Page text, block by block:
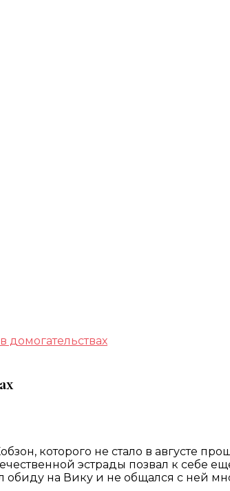
которого не стало в августе
эстрады позвал к себе
обиду на Вику и не общался с ней